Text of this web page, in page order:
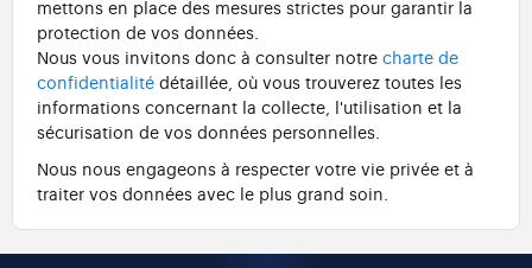
mettons en place des mesures strictes pour garantir la
protection de vos données.
Nous vous invitons donc à consulter notre charte de
confidentialité détaillée, où vous trouverez toutes les
informations concernant la collecte, l'utilisation et la
sécurisation de vos données personnelles.
Nous nous engageons à respecter votre vie privée et à
traiter vos données avec le plus grand soin.